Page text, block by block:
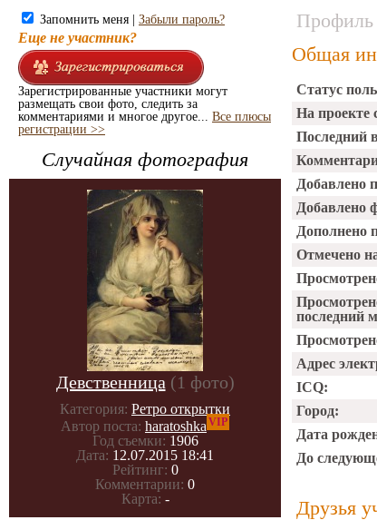
Запомнить меня | Забыли пароль?
Еще не участник?
Зарегистрированные участники могут
размещать свои фото, следить за
комментариями и многое другое... Все плюсы
регистрации >>
Случайная фотография
Девственница (1 фото)
Категория: Ретро открытки
Автор поста: haratoshka VIP
Год съемки: 1906
Дата: 12.07.2015 18:41
Рейтинг: 0
Комментарии: 0
Карта: -
Профиль
Общая
Статус
На проекте
Последний
Добавлено
Добавлено
Дополнено
Отмечено
последний
Адрес
ICQ:
Город:
Дата
До
Друзья